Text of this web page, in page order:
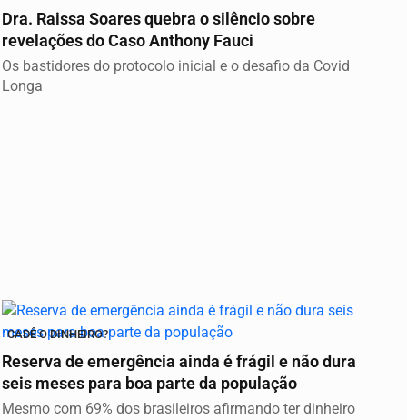
Dra. Raissa Soares quebra o silêncio sobre
revelações do Caso Anthony Fauci
Os bastidores do protocolo inicial e o desafio da Covid
Longa
CADÊ O DINHEIRO?
Reserva de emergência ainda é frágil e não dura
seis meses para boa parte da população
Mesmo com 69% dos brasileiros afirmando ter dinheiro